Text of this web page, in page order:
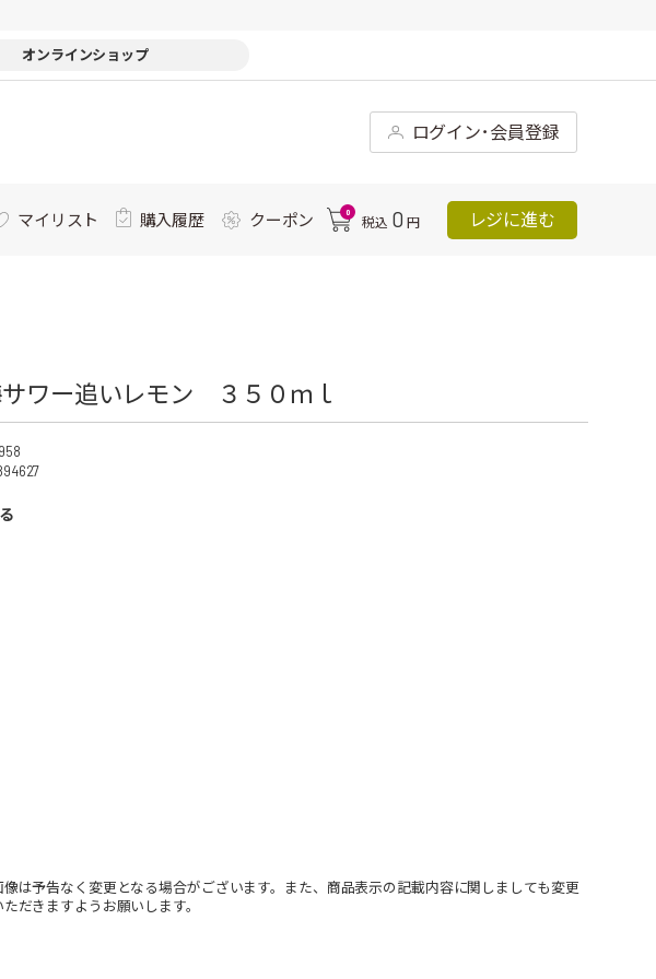
オンラインショップ
ログイン･会員登録
マイリスト 購入履歴 クーポン 0
税込 0 円 レジに進む
ワー追いレモン ３５０ｍｌ
予告なく変更となる場合がございます。また、商品表示の記載内容に関しましても変更
だきますようお願いします。